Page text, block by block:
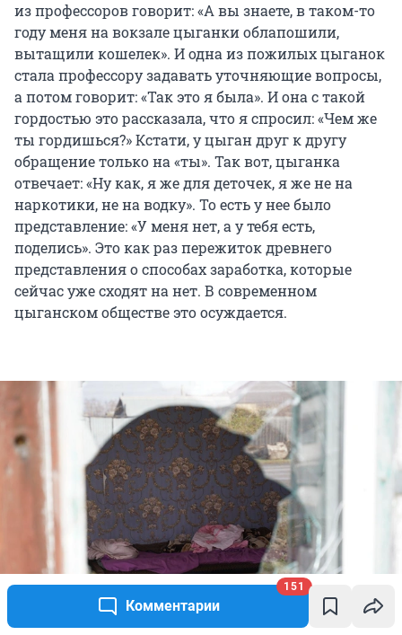
Комментарии
151
из профессоров говорит: «А вы знаете, в таком-то
году меня на вокзале цыганки облапошили,
вытащили кошелек». И одна из пожилых цыганок
стала профессору задавать уточняющие вопросы,
а потом говорит: «Так это я была». И она с такой
гордостью это рассказала, что я спросил: «Чем же
ты гордишься?» Кстати, у цыган друг к другу
обращение только на «ты». Так вот, цыганка
отвечает: «Ну как, я же для деточек, я же не на
наркотики, не на водку». То есть у нее было
представление: «У меня нет, а у тебя есть,
поделись». Это как раз пережиток древнего
представления о способах заработка, которые
сейчас уже сходят на нет. В современном
цыганском обществе это осуждается.